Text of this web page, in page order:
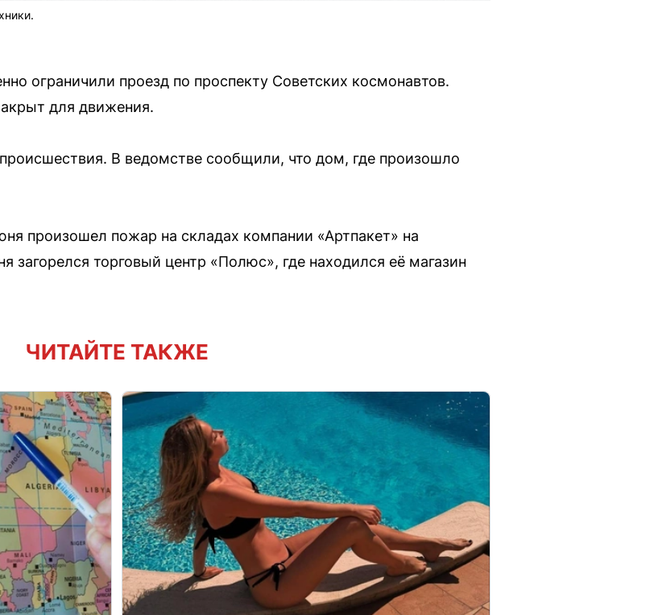
ограничили проезд по проспекту Советских космонавтов.
для движения.
В ведомстве сообщили, что дом, где произошло
произошел пожар на складах компании «Артпакет» на
загорелся торговый центр «Полюс», где находился её магазин
ЧИТАЙТЕ ТАКЖЕ